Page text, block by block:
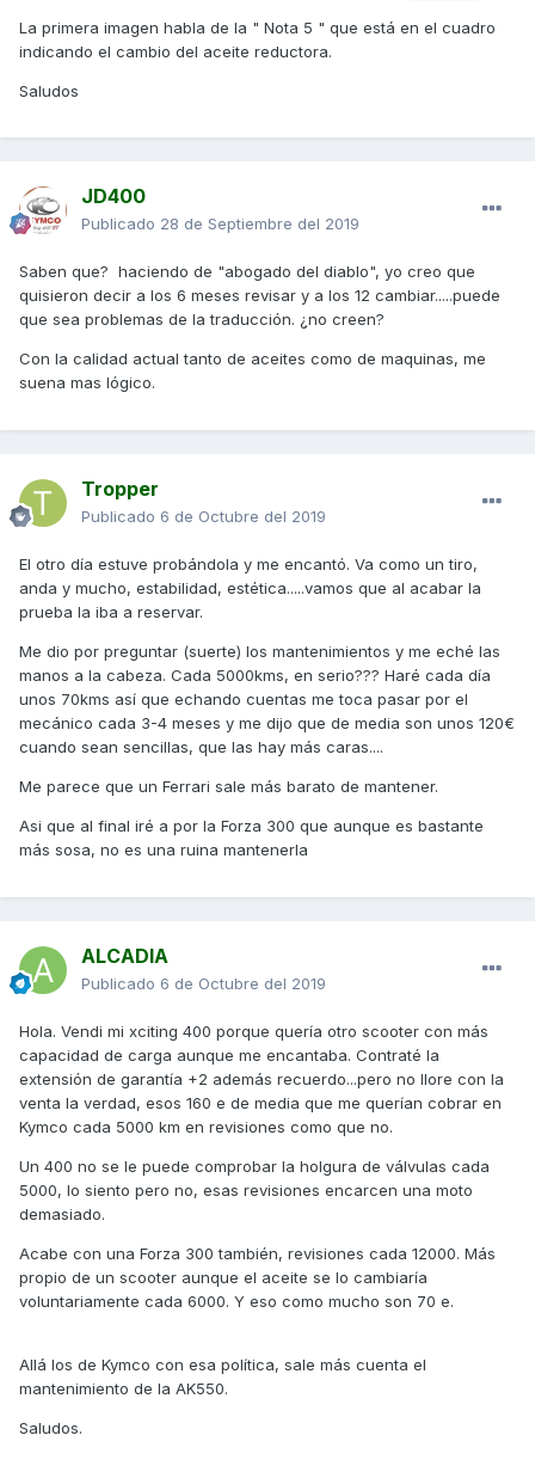
La primera imagen habla de la " Nota 5 " que está en el cuadro
indicando el cambio del aceite reductora.
Saludos
JD400
Publicado 28 de Septiembre del 2019
Saben que? haciendo de "abogado del diablo", yo creo que
quisieron decir a los 6 meses revisar y a los 12 cambiar.....puede
que sea problemas de la traducción. ¿no creen?
Con la calidad actual tanto de aceites como de maquinas, me
suena mas lógico.
Tropper
Publicado 6 de Octubre del 2019
El otro día estuve probándola y me encantó. Va como un tiro,
anda y mucho, estabilidad, estética.....vamos que al acabar la
prueba la iba a reservar.
Me dio por preguntar (suerte) los mantenimientos y me eché las
manos a la cabeza. Cada 5000kms, en serio??? Haré cada día
unos 70kms así que echando cuentas me toca pasar por el
mecánico cada 3-4 meses y me dijo que de media son unos 120€
cuando sean sencillas, que las hay más caras....
Me parece que un Ferrari sale más barato de mantener.
Asi que al final iré a por la Forza 300 que aunque es bastante
más sosa, no es una ruina mantenerla
ALCADIA
Publicado 6 de Octubre del 2019
Hola. Vendi mi xciting 400 porque quería otro scooter con más
capacidad de carga aunque me encantaba. Contraté la
extensión de garantía +2 además recuerdo...pero no llore con la
venta la verdad, esos 160 e de media que me querían cobrar en
Kymco cada 5000 km en revisiones como que no.
Un 400 no se le puede comprobar la holgura de válvulas cada
5000, lo siento pero no, esas revisiones encarcen una moto
demasiado.
Acabe con una Forza 300 también, revisiones cada 12000. Más
propio de un scooter aunque el aceite se lo cambiaría
voluntariamente cada 6000. Y eso como mucho son 70 e.
Allá los de Kymco con esa política, sale más cuenta el
mantenimiento de la AK550.
Saludos.